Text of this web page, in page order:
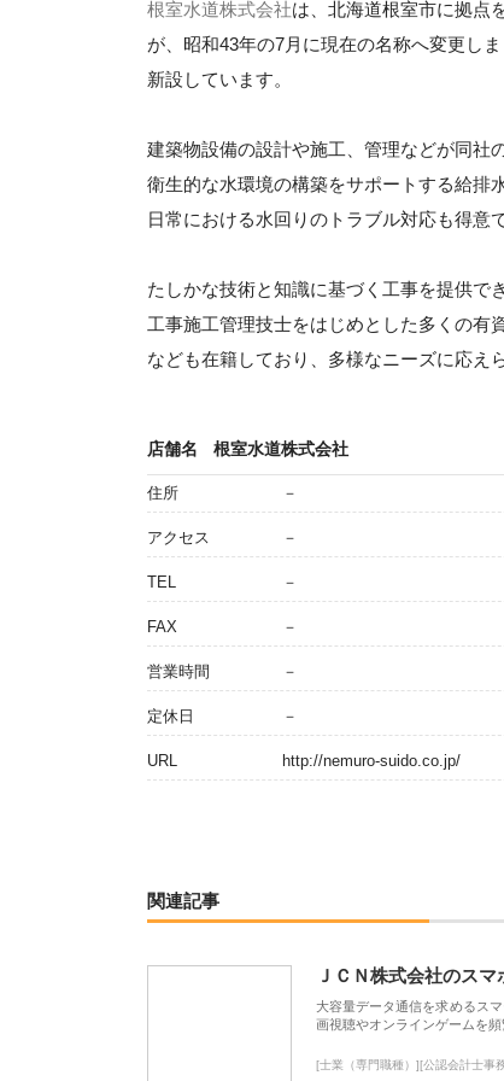
根室水道株式会社は、北海道根室市に拠点
が、昭和43年の7月に現在の名称へ変更し
新設しています。
建築物設備の設計や施工、管理などが同社
衛生的な水環境の構築をサポートする給排
日常における水回りのトラブル対応も得意で
たしかな技術と知識に基づく工事を提供で
工事施工管理技士をはじめとした多くの有
なども在籍しており、多様なニーズに応え
店舗名 根室水道株式会社
住所 －
アクセス －
TEL －
FAX －
営業時間 －
定休日 －
URL http://nemuro-suido.co.jp/
関連記事
ＪＣＮ株式会社のス
大容量データ通信を求めるス
画視聴やオンラインゲームを
[士業（専門職種）][公認会計士事